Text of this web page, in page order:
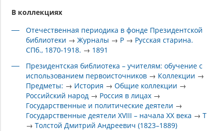
В коллекциях
Отечественная периодика в фонде Президентской
библиотеки →Журналы → Р → Русская старина.
СПб., 1870-1918. → 1891
Президентская библиотека – учителям: обучение с
использованием первоисточников → Коллекции →
Предметы: → История →Общие коллекции →
Российский народ → Россия в лицах →
Государственные и политические деятели →
Государственные деятели XVIII – начала XX века →Т
→Толстой Дмитрий Андреевич (1823–1889)